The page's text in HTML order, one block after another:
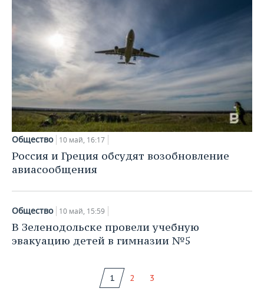
Общество 10 май, 16:17
Россия и Греция обсудят возобновление
авиасообщения
Общество 10 май, 15:59
В Зеленодольске провели учебную
эвакуацию детей в гимназии №5
1 2 3